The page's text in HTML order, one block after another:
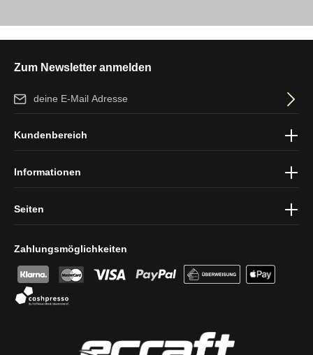
Zum Newsletter anmelden
E-Mail-Adresse*
und dieAGBgelesen und bin mit ihnen einverstanden.
Zahlungsmöglichkeiten
Kundenbereich
Informationen
Seiten